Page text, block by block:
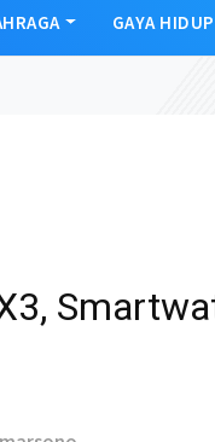
GAYA HIDUP